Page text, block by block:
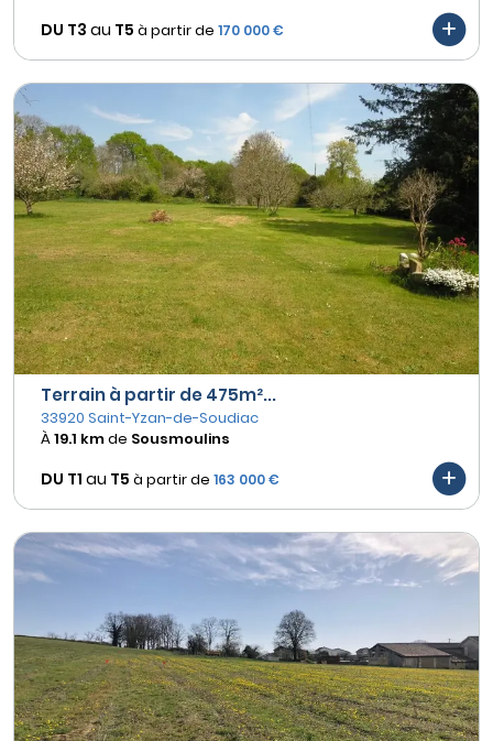
DU T3 au T5 à partir de 170 000 €
Terrain à partir de 475m²...
33920 Saint-Yzan-de-Soudiac
À19.1 kmde Sousmoulins
DU T1 au T5 à partir de 163 000 €